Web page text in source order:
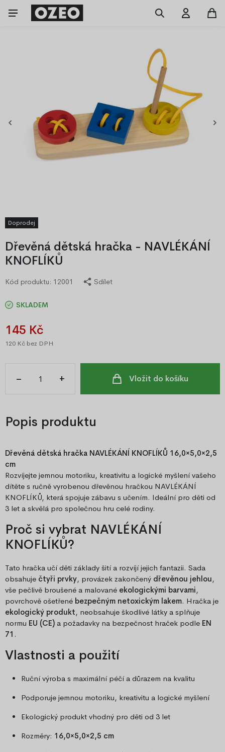
Doprodej
Dřevěná dětská hračka - NAVLÉKÁNÍ
KNOFLÍKŮ
Kód produktu: 12001 Sdílet
SKLADEM
145 Kč
120 Kč bez DPH
– + Vložit do košíku
Popis produktu
Dřevěná dětská hračka NAVLÉKÁNÍ KNOFLÍKŮ 16,0×5,0×2,5
cm
Rozvíjejte jemnou motoriku, kreativitu a logické myšlení vašeho
dítěte s ručně vyrobenou dřevěnou hračkou NAVLÉKÁNÍ
KNOFLÍKŮ, která spojuje zábavu s učením. Ideální pro děti od
3 let a skvělá pro společnou hru celé rodiny.
Proč si vybrat NAVLÉKÁNÍ
KNOFLÍKŮ?
Tato hračka učí děti základy šití a rozvíjí jejich fantazii. Sada
obsahuje čtyři prvky, provázek zakončený dřevěnou jehlou,
vše pečlivě broušené a malované ekologickými barvami,
povrchově ošetřené bezpečným netoxickým lakem. Hračka je
ekologický produkt, neobsahuje škodlivé látky a splňuje
normu EU (CE) a požadavky na bezpečnost hraček podle EN
71 .
Vlastnosti a použití
Ruční výroba s maximální péčí a důrazem na kvalitu
Podporuje jemnou motoriku, kreativitu a logické myšlení
Ekologický produkt vhodný pro děti od 3 let
Rozměry: 16,0×5,0×2,5 cm